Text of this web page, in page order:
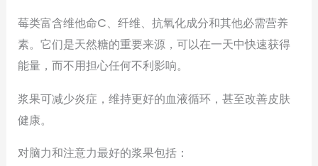
莓类富含维他命C、纤维、抗氧化成分和其他必需营养
素。它们是天然糖的重要来源，可以在一天中快速获得
能量，而不用担心任何不利影响。
浆果可减少炎症，维持更好的血液循环，甚至改善皮肤
健康。
对脑力和注意力最好的浆果包括：